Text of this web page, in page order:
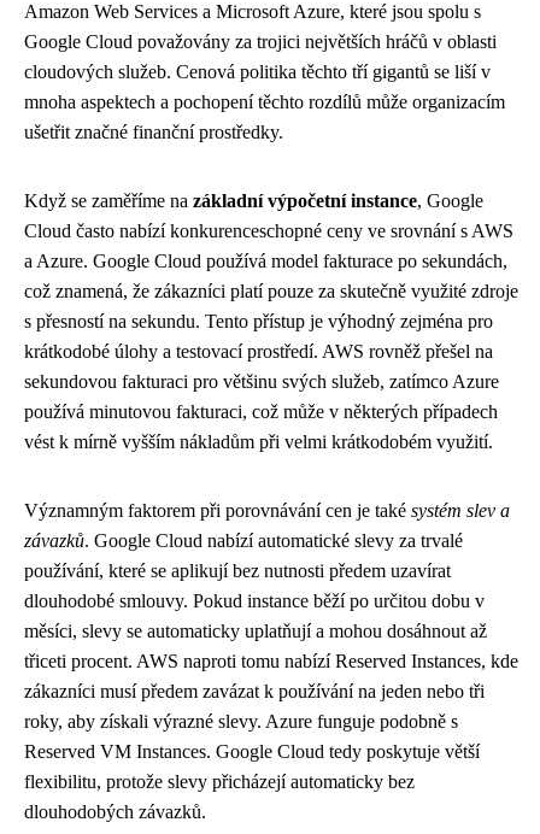
Amazon Web Services a Microsoft Azure, které jsou spolu s
Google Cloud považovány za trojici největších hráčů v oblasti
cloudových služeb. Cenová politika těchto tří gigantů se liší v
mnoha aspektech a pochopení těchto rozdílů může organizacím
ušetřit značné finanční prostředky.
Když se zaměříme na základní výpočetní instance, Google
Cloud často nabízí konkurenceschopné ceny ve srovnání s AWS
a Azure. Google Cloud používá model fakturace po sekundách,
což znamená, že zákazníci platí pouze za skutečně využité zdroje
s přesností na sekundu. Tento přístup je výhodný zejména pro
krátkodobé úlohy a testovací prostředí. AWS rovněž přešel na
sekundovou fakturaci pro většinu svých služeb, zatímco Azure
používá minutovou fakturaci, což může v některých případech
vést k mírně vyšším nákladům při velmi krátkodobém využití.
Významným faktorem při porovnávání cen je také systém slev a
závazků. Google Cloud nabízí automatické slevy za trvalé
používání, které se aplikují bez nutnosti předem uzavírat
dlouhodobé smlouvy. Pokud instance běží po určitou dobu v
měsíci, slevy se automaticky uplatňují a mohou dosáhnout až
třiceti procent. AWS naproti tomu nabízí Reserved Instances, kde
zákazníci musí předem zavázat k používání na jeden nebo tři
roky, aby získali výrazné slevy. Azure funguje podobně s
Reserved VM Instances. Google Cloud tedy poskytuje větší
flexibilitu, protože slevy přicházejí automaticky bez
dlouhodobých závazků.